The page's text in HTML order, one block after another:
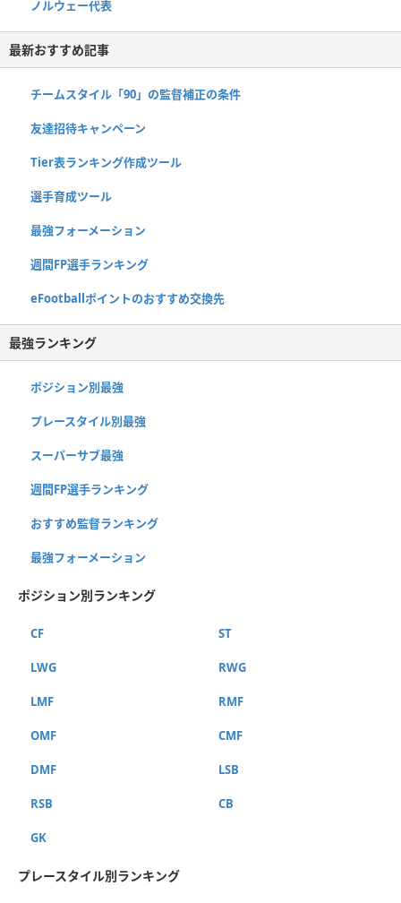
ノルウェー代表
最新おすすめ記事
チームスタイル「90」の監督補正の条件
友達招待キャンペーン
Tier表ランキング作成ツール
選手育成ツール
最強フォーメーション
週間FP選手ランキング
eFootballポイントのおすすめ交換先
最強ランキング
ポジション別最強
プレースタイル別最強
スーパーサブ最強
週間FP選手ランキング
おすすめ監督ランキング
最強フォーメーション
ポジション別ランキング
CF ST
LWG RWG
LMF RMF
OMF CMF
DMF LSB
RSB CB
GK
プレースタイル別ランキング